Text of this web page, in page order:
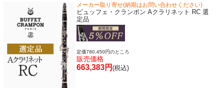
メーカー取り寄せ(納期はお問い合わせください)
ビュッフェ・クランポン Aクラリネット RC 選
定品
定価780,450円のところ
販売価格
663,383円 (税込)
新規会員登録
ご利用ガイド サポート・保証
よくあるご質問 会社紹介